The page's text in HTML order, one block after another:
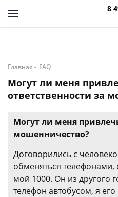
8
Главная - FAQ
Могут ли меня
ответственности за
Могут ли меня
мошенничество?
Договорились с
обменяться телефонами,
мой 1000. Он из другого
телефон автобусом, я